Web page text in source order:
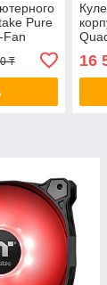
Pure
Fan
CL-
₸ 16